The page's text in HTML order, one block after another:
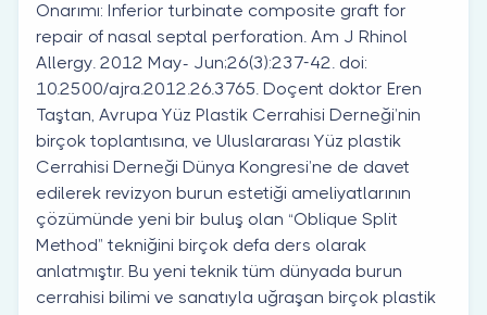
Onarımı: Inferior turbinate composite graft for
repair of nasal septal perforation. Am J Rhinol
Allergy. 2012 May- Jun;26(3):237-42. doi:
10.2500/ajra.2012.26.3765. Doçent doktor Eren
Taştan, Avrupa Yüz Plastik Cerrahisi Derneği’nin
birçok toplantısına, ve Uluslararası Yüz plastik
Cerrahisi Derneği Dünya Kongresi’ne de davet
edilerek revizyon burun estetiği ameliyatlarının
çözümünde yeni bir buluş olan “Oblique Split
Method” tekniğini birçok defa ders olarak
anlatmıştır. Bu yeni teknik tüm dünyada burun
cerrahisi bilimi ve sanatıyla uğraşan birçok plastik